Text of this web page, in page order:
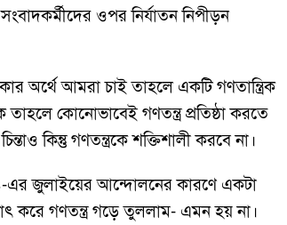
ওপর নির্যাতন নিপীড়ন
অর্থে আমরা চাই তাহলে একটি গণতান্ত্রিক
কোনোভাবেই গণতন্ত্র প্রতিষ্ঠা করতে
কিন্তু গণতন্ত্রকে শক্তিশালী করবে না।
এর জুলাইয়ের আন্দোলনের কারণে একটা
করে গণতন্ত্র গড়ে তুললাম- এমন হয় না।